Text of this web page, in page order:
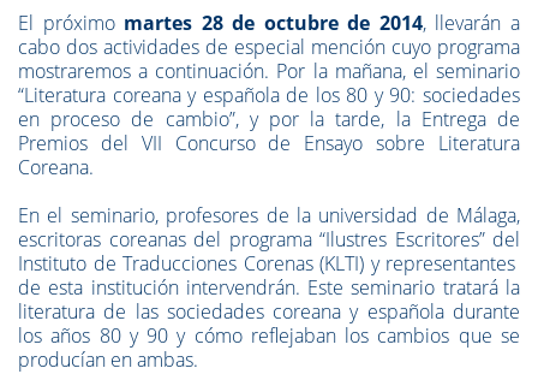
El próximo martes 28 de octubre de 2014, llevarán a
cabo dos actividades de especial mención cuyo programa
mostraremos a continuación. Por la mañana, el seminario
“Literatura coreana y española de los 80 y 90: sociedades
en proceso de cambio”, y por la tarde, la Entrega de
Premios del VII Concurso de Ensayo sobre Literatura
Coreana.
En el seminario, profesores de la universidad de Málaga,
escritoras coreanas del programa “Ilustres Escritores” del
Instituto de Traducciones Corenas (KLTI) y representantes
de esta institución intervendrán. Este seminario tratará la
literatura de las sociedades coreana y española durante
los años 80 y 90 y cómo reflejaban los cambios que se
producían en ambas.